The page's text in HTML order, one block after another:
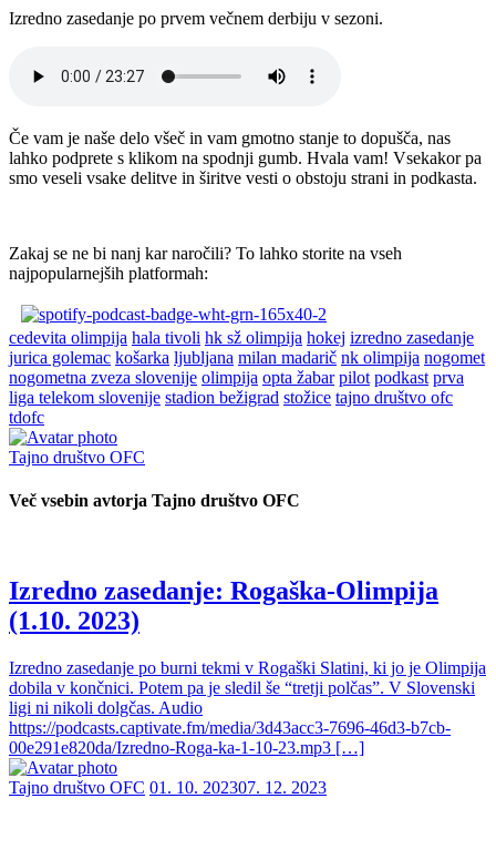
Izredno zasedanje po prvem večnem derbiju v sezoni.
Če vam je naše delo všeč in vam gmotno stanje to dopušča, nas
lahko podprete s klikom na spodnji gumb. Hvala vam! Vsekakor pa
smo veseli vsake delitve in širitve vesti o obstoju strani in podkasta.
Zakaj se ne bi nanj kar naročili? To lahko storite na vseh
najpopularnejših platformah:
cedevita olimpija hala tivoli hk sž olimpija hokej izredno zasedanje
jurica golemac košarka ljubljana milan madarič nk olimpija nogomet
nogometna zveza slovenije olimpija opta žabar pilot podkast prva
liga telekom slovenije stadion bežigrad stožice tajno društvo ofc
tdofc
Tajno društvo OFC
Več vsebin avtorja Tajno društvo OFC
Izredno zasedanje: Rogaška-Olimpija
(1.10. 2023)
Izredno zasedanje po burni tekmi v Rogaški Slatini, ki jo je Olimpija
dobila v končnici. Potem pa je sledil še “tretji polčas”. V Slovenski
ligi ni nikoli dolgčas. Audio
https://podcasts.captivate.fm/media/3d43acc3-7696-46d3-b7cb-
00e291e820da/Izredno-Roga-ka-1-10-23.mp3 […]
Tajno društvo OFC 01. 10. 202307. 12. 2023